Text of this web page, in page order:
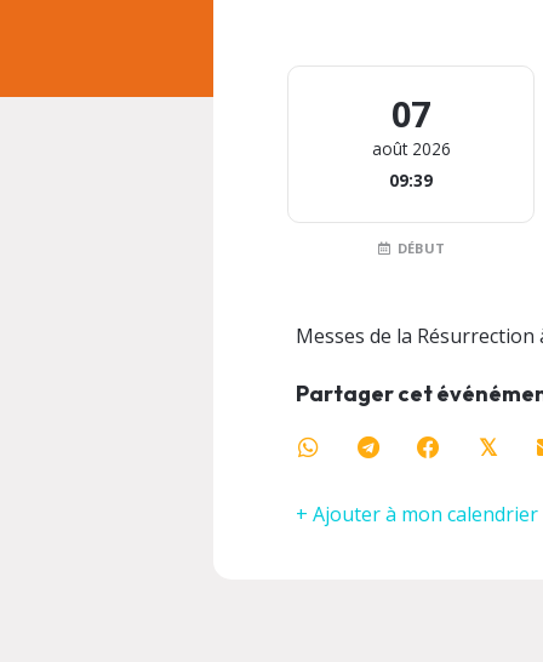
07
août 2026
09:39
DÉBUT
Messes de la Résurrection
Partager cet
𝕏
+ Ajouter à mon calendrier